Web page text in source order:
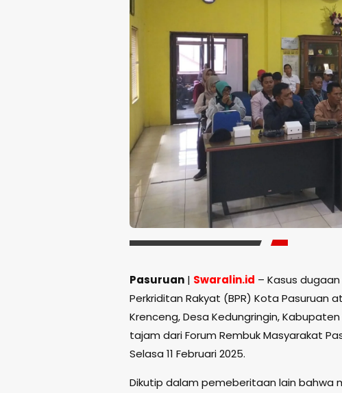
Pasuruan | Swaralin.id – Kasus
Perkriditan Rakyat (BPR) Kota Pasuruan
Krenceng, Desa Kedungringin,
tajam dari Forum Rembuk Masyarakat
Selasa 11 Februari 2025.
Dikutip dalam pemeberitaan lain bahwa